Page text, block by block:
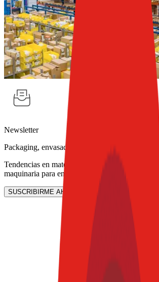
Newsletter
Packaging, envasado y procesamiento
Tendencias en materiales sostenibles, diseño de
maquinaria para envasado.
SUSCRIBIRME AHORA